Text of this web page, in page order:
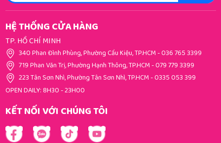
HỆ THỐNG CỬA HÀNG
TP. HỒ CHÍ MINH
340 Phan Đình Phùng, Phường Cầu Kiệu, TP.HCM-036 765 3399
719 Phan Văn Trị, Phường Hạnh Thông, TP.HCM-079 779 3399
223 Tân Sơn Nhì, Phường Tân Sơn Nhì, TP.HCM-0335 053 399
OPEN DAILY: 8H30 - 23H00
KẾT NỐI VỚI CHÚNG TÔI